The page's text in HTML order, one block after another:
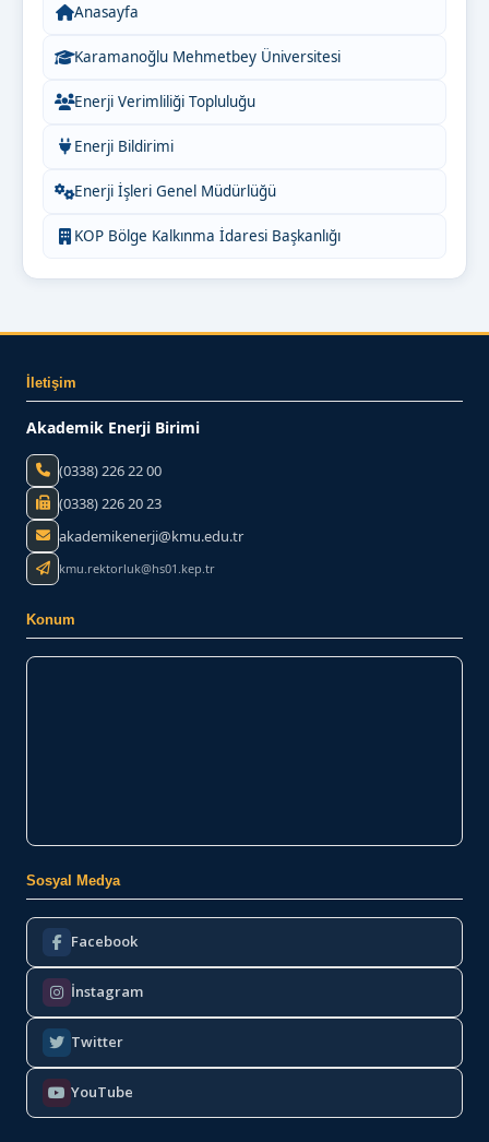
Anasayfa
Karamanoğlu Mehmetbey Üniversitesi
Enerji Verimliliği Topluluğu
Enerji Bildirimi
Enerji İşleri Genel Müdürlüğü
KOP Bölge Kalkınma İdaresi Başkanlığı
İletişim
Akademik Enerji Birimi
(0338) 226 22 00
(0338) 226 20 23
akademikenerji@kmu.edu.tr
kmu.rektorluk@hs01.kep.tr
Konum
Sosyal Medya
Facebook
İnstagram
Twitter
YouTube